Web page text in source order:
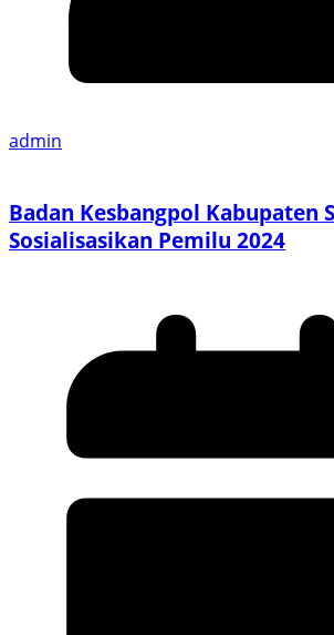
admin
Badan Kesbangpol Kabupaten
Sosialisasikan Pemilu 2024